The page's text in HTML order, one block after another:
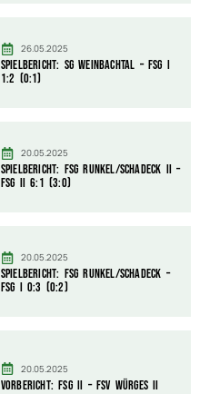
26.05.2025
Spielbericht: SG Weinbachtal – FSG I
1:2 (0:1)
20.05.2025
Spielbericht: FSG Runkel/Schadeck II –
FSG II 6:1 (3:0)
20.05.2025
Spielbericht: FSG Runkel/Schadeck –
FSG I 0:3 (0:2)
20.05.2025
Vorbericht: FSG II – FSV Würges II